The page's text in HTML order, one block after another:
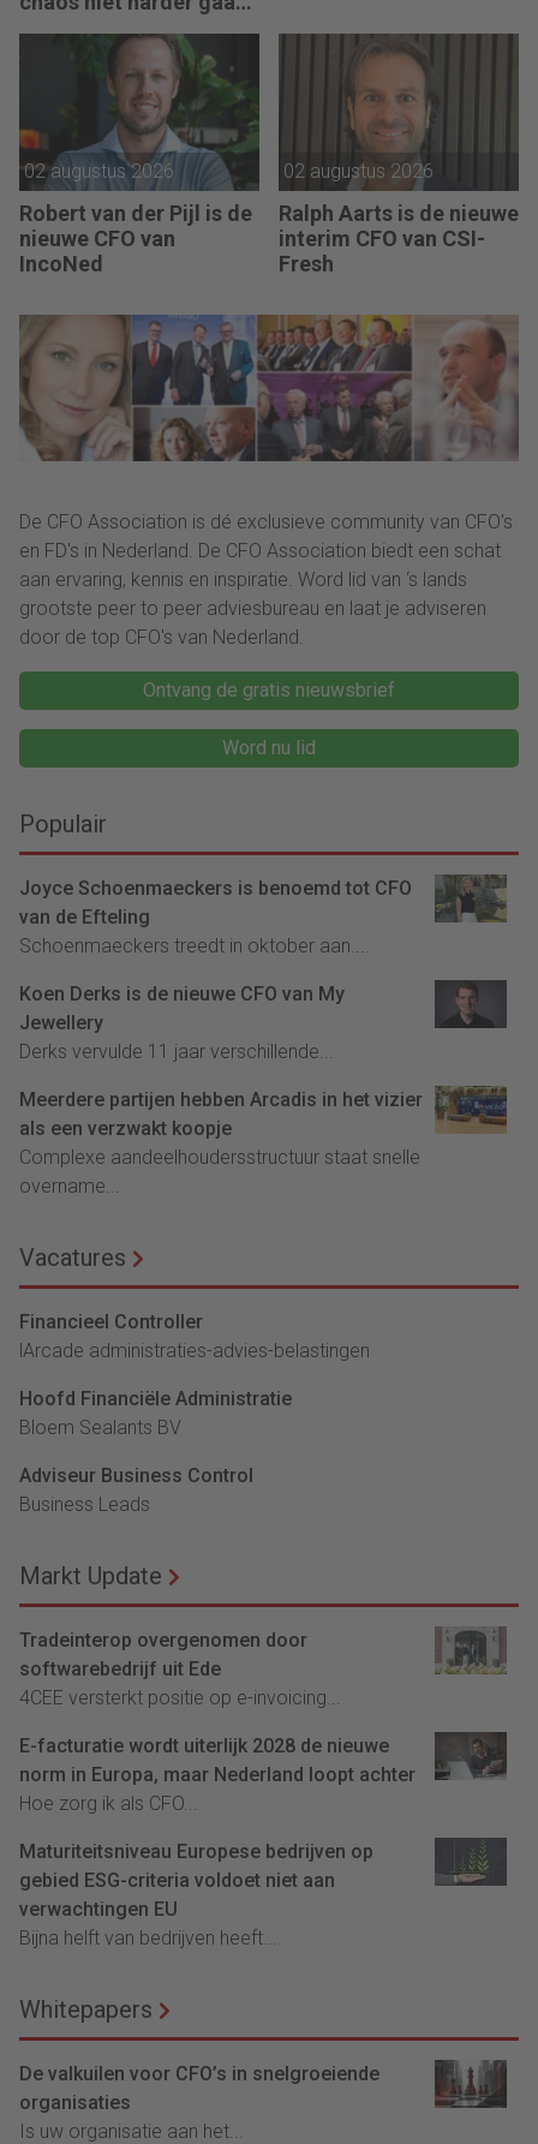
naar de fundamenten.”
02 augustus 2026
Robert van der Pijl is de
nieuwe CFO van
IncoNed
02 augustus 2026
Ralph Aarts is de nieuwe
interim CFO van CSI-
Fresh
De CFO Association is dé exclusieve community van CFO's
en FD's in Nederland. De CFO Association biedt een schat
aan ervaring, kennis en inspiratie. Word lid van ‘s lands
grootste peer to peer adviesbureau en laat je adviseren
door de top CFO's van Nederland.
Ontvang de gratis nieuwsbrief
Word nu lid
Populair
Joyce Schoenmaeckers is benoemd tot CFO
van de Efteling
Schoenmaeckers treedt in oktober aan....
Koen Derks is de nieuwe CFO van My
Jewellery
Derks vervulde 11 jaar verschillende...
Meerdere partijen hebben Arcadis in het vizier
als een verzwakt koopje
Complexe aandeelhoudersstructuur staat snelle
overname...
Vacatures
Financieel Controller
lArcade administraties-advies-belastingen
Hoofd Financiële Administratie
Bloem Sealants BV
Adviseur Business Control
Business Leads
Markt Update
Tradeinterop overgenomen door
softwarebedrijf uit Ede
4CEE versterkt positie op e-invoicing...
E-facturatie wordt uiterlijk 2028 de nieuwe
norm in Europa, maar Nederland loopt achter
Hoe zorg ik als CFO...
Maturiteitsniveau Europese bedrijven op
gebied ESG-criteria voldoet niet aan
verwachtingen EU
Bijna helft van bedrijven heeft...
Whitepapers
De valkuilen voor CFO’s in snelgroeiende
organisaties
Is uw organisatie aan het...